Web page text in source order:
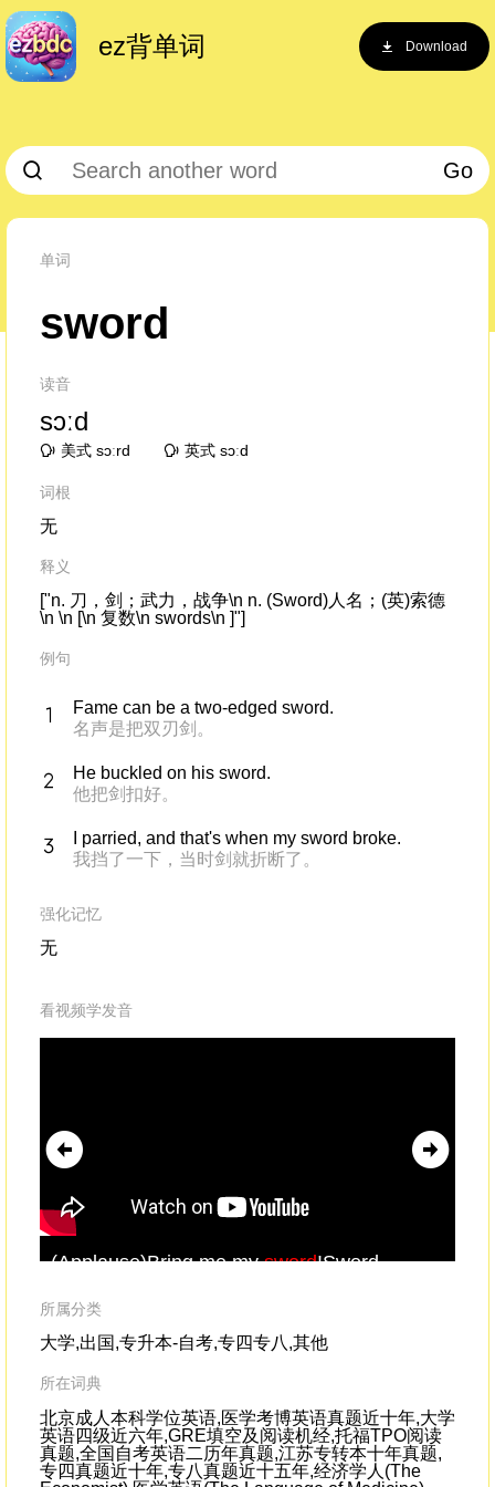
ez背单词 Download
Go
单词
sword
读音
sɔːd
美式 sɔːrd 英式 sɔːd
词根
无
释义
["n. 刀，剑；武力，战争\n n. (Sword)人名；(英)索德
\n \n [\n 复数\n swords\n ]"]
例句
Fame can be a two-edged sword.
名声是把双刃剑。
He buckled on his sword.
他把剑扣好。
I parried, and that's when my sword broke.
我挡了一下，当时剑就折断了。
强化记忆
无
看视频学发音
(Applause)Bring me mysword!Sword
所属分类
大学,出国,专升本-自考,专四专八,其他
所在词典
北京成人本科学位英语,医学考博英语真题近十年,大学
英语四级近六年,GRE填空及阅读机经,托福TPO阅读
真题,全国自考英语二历年真题,江苏专转本十年真题,
专四真题近十年,专八真题近十五年,经济学人(The